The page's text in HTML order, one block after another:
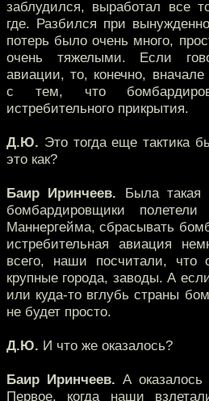
заблудился, выработал все
где. Разбился при
потерь было очень много,
очень тяжелыми. Если
авиации, то, конечно,
с тем, что
истребительного прикрытия.
Д.Ю. Это тогда еще тактика
это как?
Баир Иринчеев. Была
бомбардировщики
Маннергейма, сбрасывать
истребительная авиация
всего, наши посчитали, что
крупные города, заводы. А
или куда-то вглубь страны
не будет просто.
Д.Ю. И что же оказалось?
Баир Иринчеев. А
Первое, когда наши